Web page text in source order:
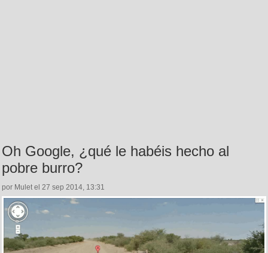
Oh Google, ¿qué le habéis hecho al
pobre burro?
por Mulet el 27 sep 2014, 13:31